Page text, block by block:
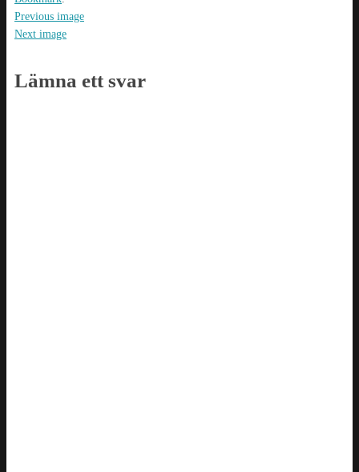
Previous image
Next image
Lämna ett svar